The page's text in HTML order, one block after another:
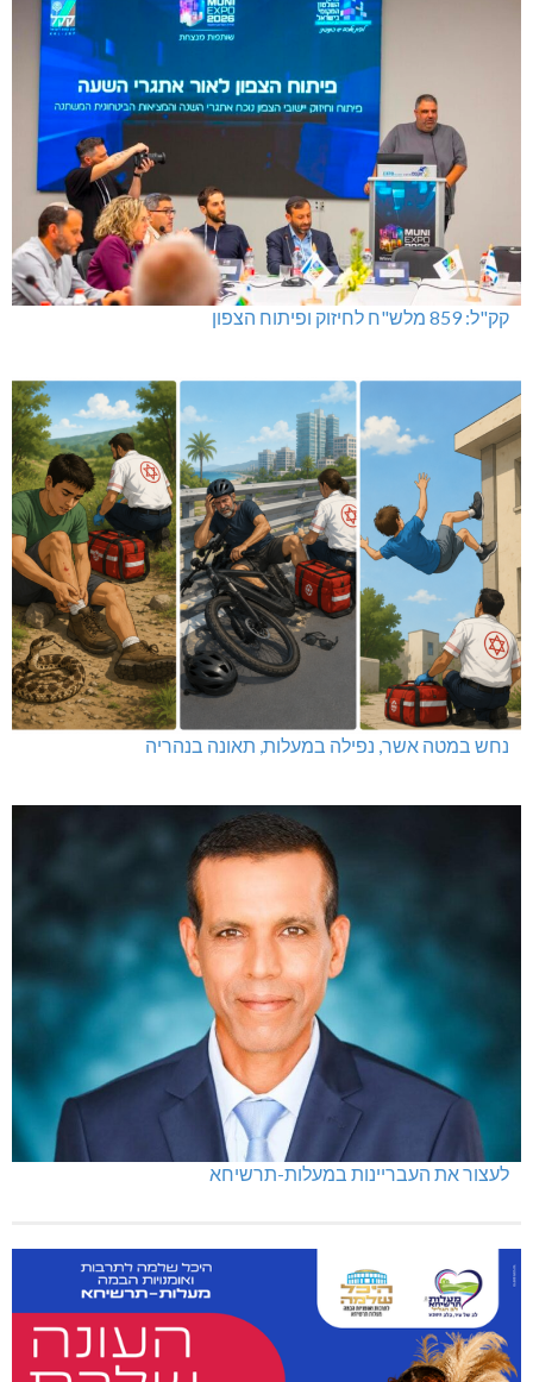
נהריה: אלימות נגד גיבורי המחאה
קק"ל: 859 מלש"ח לחיזוק ופיתוח הצפון
נחש במטה אשר, נפילה במעלות, תאונה בנהריה